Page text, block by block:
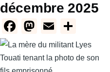
décembre 2025
F
a
c
M
a
st
E
m
ail
h
ar